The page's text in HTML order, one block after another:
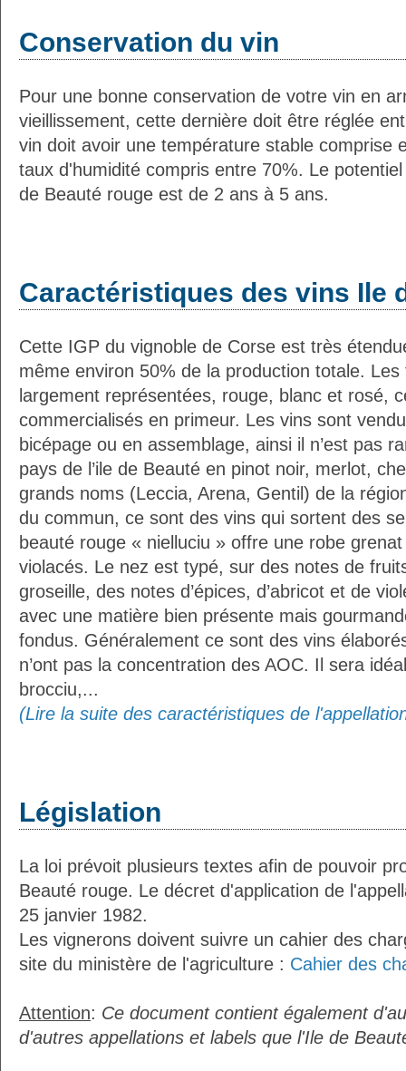
Conservation du vin
Pour une bonne conservation de votre vin en
vieillissement, cette dernière doit être réglée
vin doit avoir une température stable comprise
taux d'humidité compris entre 70%. Le
de Beauté rouge est de 2 ans à 5 ans.
Caractéristiques des vins Ile
Cette IGP du vignoble de Corse est très
même environ 50% de la production totale.
largement représentées, rouge, blanc et rosé,
commercialisés en primeur. Les vins sont
bicépage ou en assemblage, ainsi il n’est pas
pays de l’ile de Beauté en pinot noir, merlot,
grands noms (Leccia, Arena, Gentil) de la
du commun, ce sont des vins qui sortent des
beauté rouge « nielluciu » offre une robe
violacés. Le nez est typé, sur des notes de
groseille, des notes d’épices, d’abricot et de
avec une matière bien présente mais
fondus. Généralement ce sont des vins
n’ont pas la concentration des AOC. Il sera
brocciu,...
(Lire la suite des caractéristiques de
Législation
La loi prévoit plusieurs textes afin de pouvoir
Beauté rouge. Le décret d'application de
25 janvier 1982.
Les vignerons doivent suivre un cahier des
site du ministère de l'agriculture : Cahier des
Attention: Ce document contient également
d'autres appellations et labels que l'Ile de